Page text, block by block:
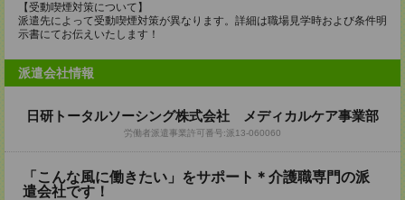
【受動喫煙対策について】
派遣先によって受動喫煙対策が異なります。詳細は職場見学時および条件明
示書にてお伝えいたします！
派遣会社情報
日研トータルソーシング株式会社 メディカルケア事業部
労働者派遣事業許可番号:派13-060060
「こんな風に働きたい」をサポート＊介護職専門の派
遣会社です！